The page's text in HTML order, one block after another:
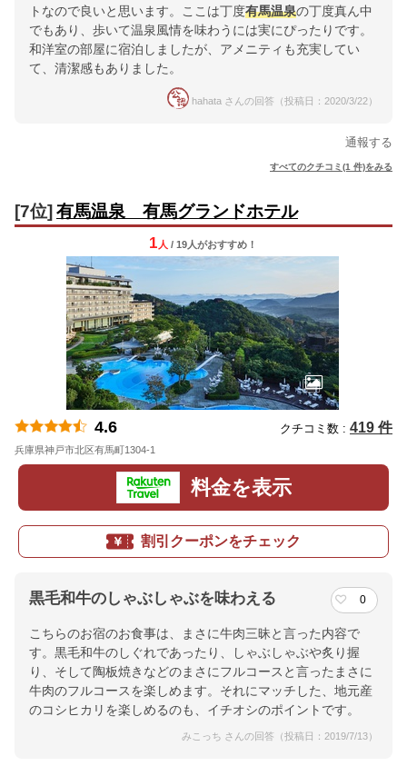
トなので良いと思います。ここは丁度有馬温泉の丁度真ん中
でもあり、歩いて温泉風情を味わうには実にぴったりです。
和洋室の部屋に宿泊しましたが、アメニティも充実してい
て、清潔感もありました。
hahata さんの回答（投稿日：2020/3/22）
通報する
すべてのクチコミ(1 件)をみる
[7位] 有馬温泉 有馬グランドホテル
1 人 / 19人がおすすめ！
4.6 クチコミ数 : 419 件
兵庫県神戸市北区有馬町1304-1
料金を表示
割引クーポンをチェック
黒毛和牛のしゃぶしゃぶを味わえる 0
こちらのお宿のお食事は、まさに牛肉三昧と言った内容で
す。黒毛和牛のしぐれであったり、しゃぶしゃぶや炙り握
り、そして陶板焼きなどのまさにフルコースと言ったまさに
牛肉のフルコースを楽しめます。それにマッチした、地元産
のコシヒカリを楽しめるのも、イチオシのポイントです。
みこっち さんの回答（投稿日：2019/7/13）